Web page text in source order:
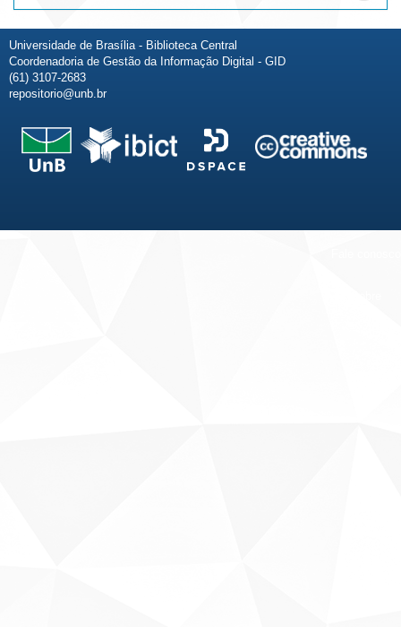
Universidade de Brasília - Biblioteca Central
Coordenadoria de Gestão da Informação Digital - GID
(61) 3107-2683
repositorio@unb.br